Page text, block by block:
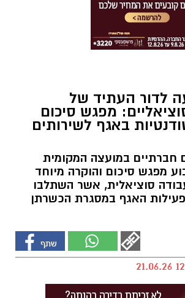
לדור העתיד של
מפגש סיכום
באגף לשירותים
חברתיים במועצה המקומית
מפגש סיכום והוקרה מיוחד
סוציאלית, אשר השתלבו
האגף במסגרת הכשרתן